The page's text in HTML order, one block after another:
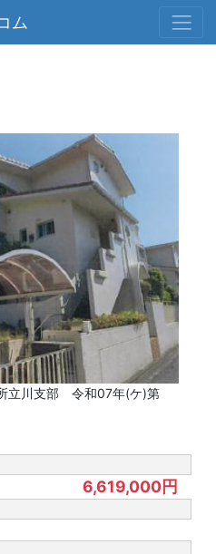
ム
立川支部 令和07年(ケ)第
6,619,000円